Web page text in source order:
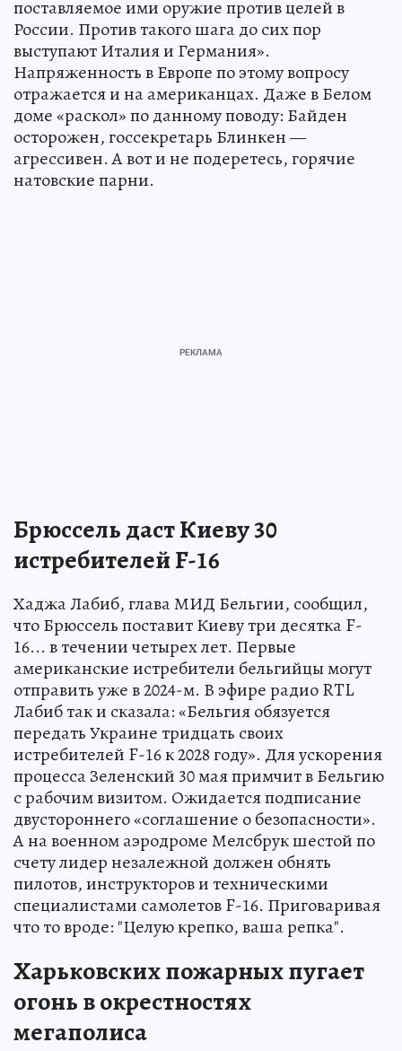
поставляемое ими оружие против целей в
России. Против такого шага до сих пор
выступают Италия и Германия».
Напряженность в Европе по этому вопросу
отражается и на американцах. Даже в Белом
доме «раскол» по данному поводу: Байден
осторожен, госсекретарь Блинкен —
агрессивен. А вот и не подеретесь, горячие
натовские парни.
Брюссель даст Киеву 30
истребителей F-16
Хаджа Лабиб, глава МИД Бельгии, сообщил,
что Брюссель поставит Киеву три десятка F-
16... в течении четырех лет. Первые
американские истребители бельгийцы могут
отправить уже в 2024-м. В эфире радио RTL
Лабиб так и сказала: «Бельгия обязуется
передать Украине тридцать своих
истребителей F-16 к 2028 году». Для ускорения
процесса Зеленский 30 мая примчит в Бельгию
с рабочим визитом. Ожидается подписание
двустороннего «соглашение о безопасности».
А на военном аэродроме Мелсбрук шестой по
счету лидер незалежной должен обнять
пилотов, инструкторов и техническими
специалистами самолетов F-16. Приговаривая
что то вроде: "Целую крепко, ваша репка".
Харьковских пожарных пугает
огонь в окрестностях
мегаполиса